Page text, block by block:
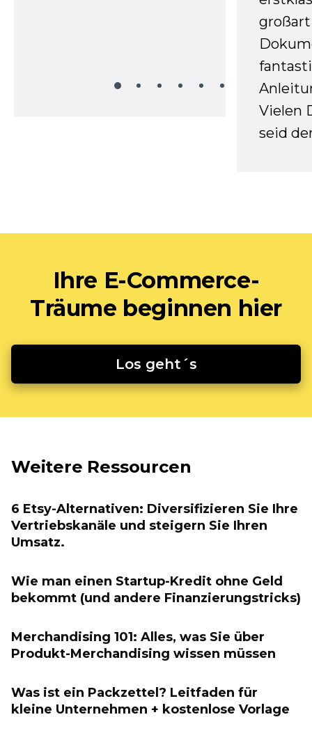
Vielen
seid
Ihre E-Commerce-
Träume beginnen hier
Los geht´s
Weitere Ressourcen
6 Etsy-Alternativen: Diversifizieren Sie Ihre
Vertriebskanäle und steigern Sie Ihren
Umsatz.
Wie man einen Startup-Kredit ohne Geld
bekommt (und andere Finanzierungstricks)
Merchandising 101: Alles, was Sie über
Produkt-Merchandising wissen müssen
Was ist ein Packzettel? Leitfaden für
kleine Unternehmen + kostenlose Vorlage